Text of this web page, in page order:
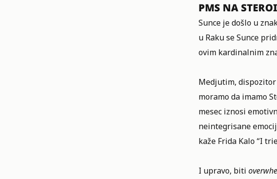
PMS NA
Sunce je došlo u
u Raku se Sunce
ovim kardinalnim
Medjutim, dispozitor
moramo da imamo
mesec iznosi
neintegrisane
kaže Frida Kalo “I
I upravo, biti